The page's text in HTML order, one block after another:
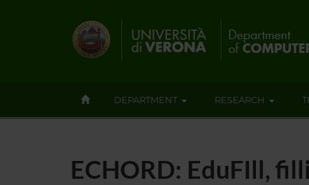
DEPARTMENT RESEARCH
ECHORD: EduFIll,